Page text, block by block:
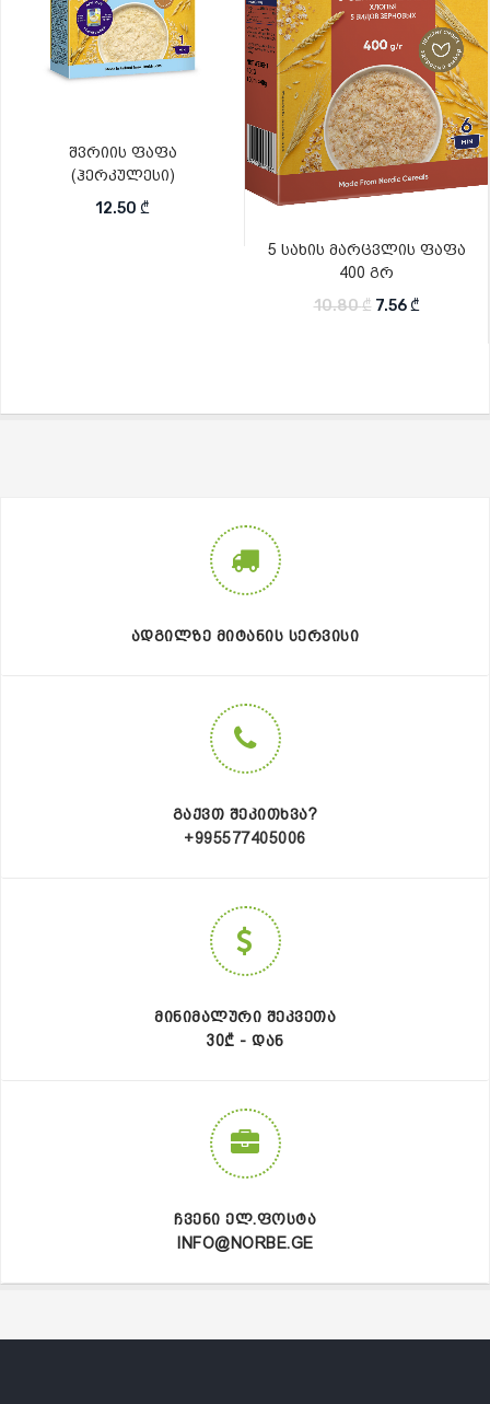
შვრიის ფაფა
(ჰერკულესი)
12.50 ₾
5 სახის მარცვლის ფაფა
400 გრ
10.80₾ Original price
7.56₾Current
ᲐᲓᲒᲘᲚᲖᲔ ᲛᲘᲢᲐᲜᲘᲡ ᲡᲔᲠᲕᲘᲡᲘ
ᲒᲐᲥᲕᲗ ᲨᲔᲙᲘᲗᲮᲕᲐ?
+995577405006
ᲛᲘᲜᲘᲛᲐᲚᲣᲠᲘ ᲨᲔᲙᲕᲔᲗᲐ
30₾ - ᲓᲐᲜ
ᲩᲕᲔᲜᲘ ᲔᲚ.ᲤᲝᲡᲢᲐ
INFO@NORBE.GE